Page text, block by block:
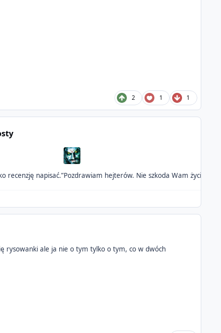
2 1 1
recenzję napisać.” Pozdrawiam hejterów. Nie szkoda Wam życia?
rysowanki ale ja nie o tym tylko o tym, co w dwóch